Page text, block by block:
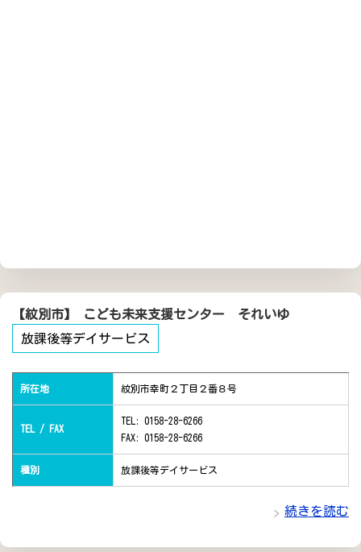
【紋別市】 こども未来支援センター それいゆ
放課後等デイサービス
所在地 紋別市幸町２丁目２番８号
TEL / FAX
TEL: 0158-28-6266
FAX: 0158-28-6266
種別 放課後等デイサービス
続きを読む